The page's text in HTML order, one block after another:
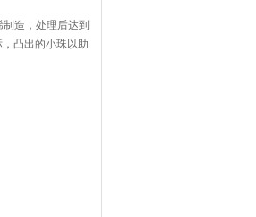
造，处理后达到
凸出的小珠以助